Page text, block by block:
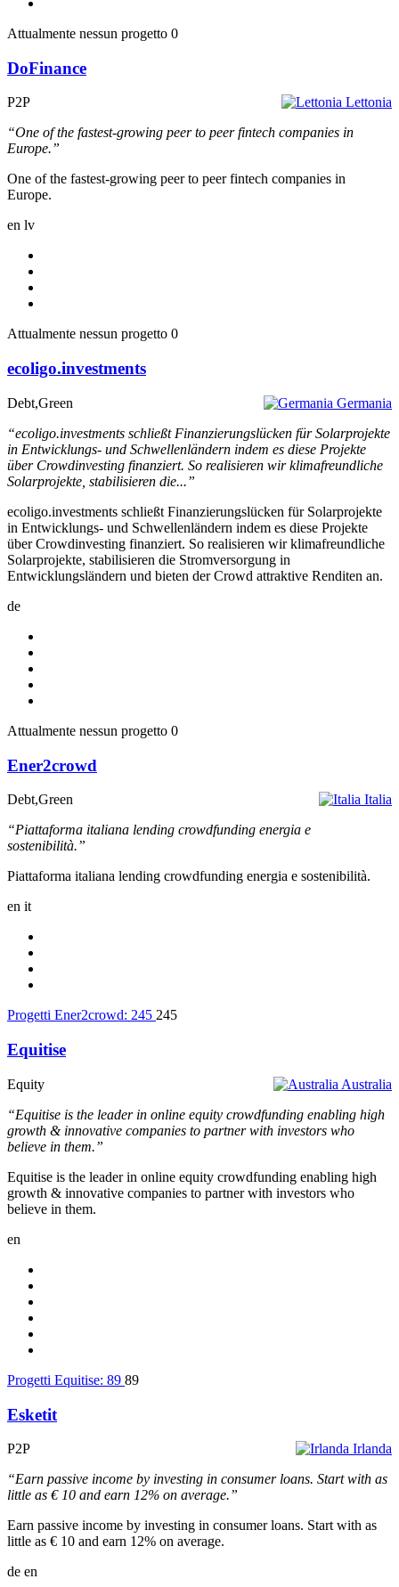
Attualmente nessun progetto 0
DoFinance
Lettonia
P2P
“One of the fastest-growing peer to peer fintech companies in
Europe.”
One of the fastest-growing peer to peer fintech companies in
Europe.
en lv
Attualmente nessun progetto 0
ecoligo.investments
Germania
Debt,Green
“ecoligo.investments schließt Finanzierungslücken für Solarprojekte
in Entwicklungs- und Schwellenländern indem es diese Projekte
über Crowdinvesting finanziert. So realisieren wir klimafreundliche
Solarprojekte, stabilisieren die...”
ecoligo.investments schließt Finanzierungslücken für Solarprojekte
in Entwicklungs- und Schwellenländern indem es diese Projekte
über Crowdinvesting finanziert. So realisieren wir klimafreundliche
Solarprojekte, stabilisieren die Stromversorgung in
Entwicklungsländern und bieten der Crowd attraktive Renditen an.
de
Attualmente nessun progetto 0
Ener2crowd
Italia
Debt,Green
“Piattaforma italiana lending crowdfunding energia e
sostenibilità.”
Piattaforma italiana lending crowdfunding energia e sostenibilità.
en it
Progetti Ener2crowd: 245 245
Equitise
Australia
Equity
“Equitise is the leader in online equity crowdfunding enabling high
growth & innovative companies to partner with investors who
believe in them.”
Equitise is the leader in online equity crowdfunding enabling high
growth & innovative companies to partner with investors who
believe in them.
en
Progetti Equitise: 89 89
Esketit
Irlanda
P2P
“Earn passive income by investing in consumer loans. Start with as
little as € 10 and earn 12% on average.”
Earn passive income by investing in consumer loans. Start with as
little as € 10 and earn 12% on average.
de en